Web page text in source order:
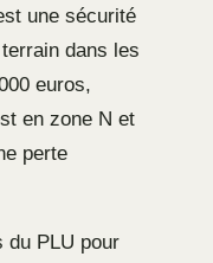
une sécurité
dans les
euros,
en zone N et
perte
du PLU pour